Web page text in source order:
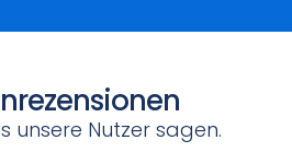
unsere Nutzer sagen.